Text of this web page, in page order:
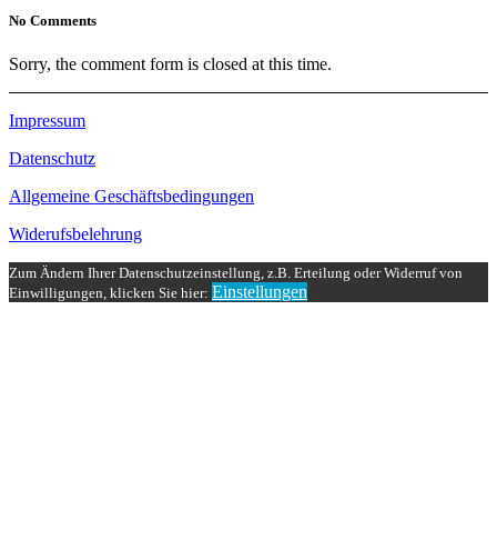
No Comments
Sorry, the comment form is closed at this time.
Impressum
Datenschutz
Allgemeine Geschäftsbedingungen
Widerufsbelehrung
Zum Ändern Ihrer Datenschutzeinstellung, z.B. Erteilung oder Widerruf von
Einwilligungen, klicken Sie hier: Einstellungen